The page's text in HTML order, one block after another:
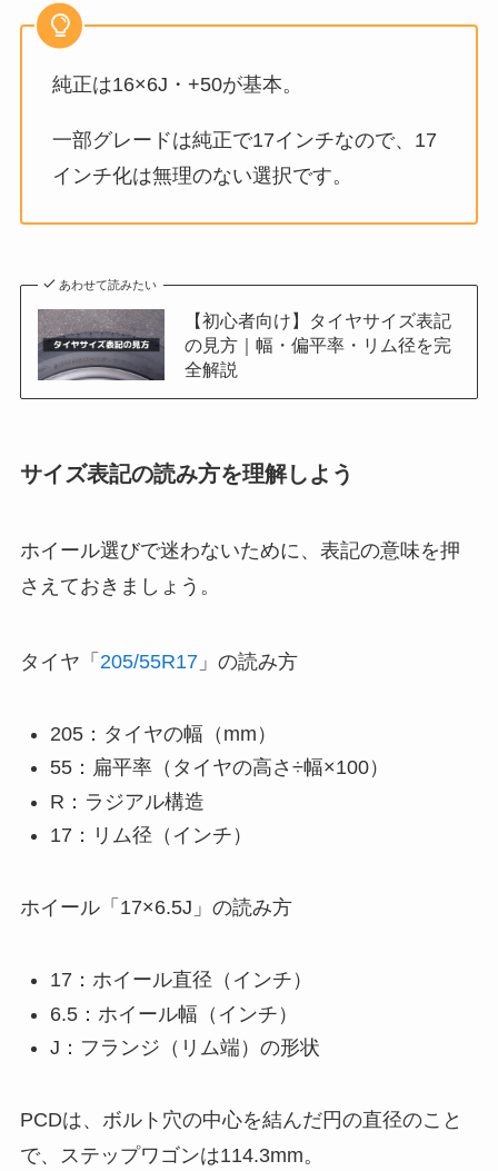
純正は16×6J・+50が基本。
一部グレードは純正で17インチなので、17
インチ化は無理のない選択です。
あわせて読みたい
【初心者向け】タイヤサイズ表記
の見方｜幅・偏平率・リム径を完
全解説
サイズ表記の読み方を理解しよう
ホイール選びで迷わないために、表記の意味を押
さえておきましょう。
タイヤ「 205/55R17」の読み方
205：タイヤの幅（mm）
55：扁平率（タイヤの高さ÷幅×100）
R：ラジアル構造
17：リム径（インチ）
ホイール「17×6.5J」の読み方
17：ホイール直径（インチ）
6.5：ホイール幅（インチ）
J：フランジ（リム端）の形状
PCDは、ボルト穴の中心を結んだ円の直径のこと
で、ステップワゴンは114.3mm。